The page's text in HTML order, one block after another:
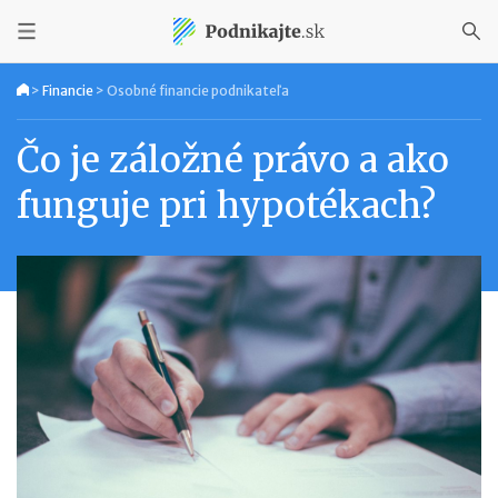
> Financie > Osobné financie podnikateľa
Čo je záložné právo a ako
funguje pri hypotékach?